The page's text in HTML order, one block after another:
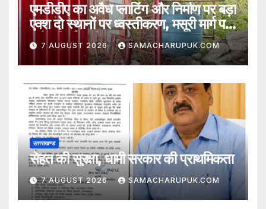
एमडीडीए का अवैध प्लाटिंग और निर्माण पर बड़ा
एक्श दो स्थानों पर ध्वस्तीकरण, मसूरी मार्ग पर
अवैध निर्माण सील
7 AUGUST 2026 SAMACHARUPUK.COM
उत्तराखण्ड
सेहत की सुरक्षा, धामी सरकार की प्राथमिकता
7 AUGUST 2026 SAMACHARUPUK.COM